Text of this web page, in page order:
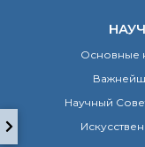
Национальные
Крупный научный
проект
по приоритетным
Основные
Научный